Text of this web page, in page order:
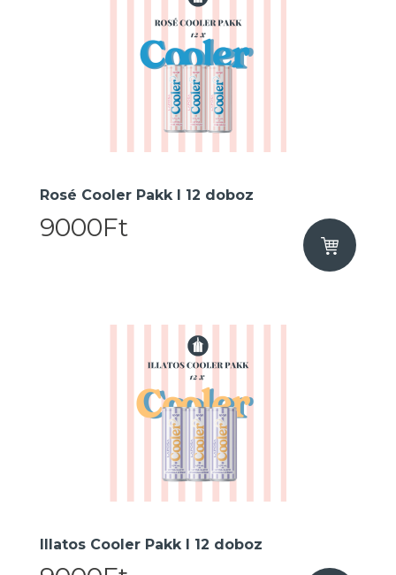
Rosé Cooler Pakk I 12 doboz
9000Ft
Illatos Cooler Pakk I 12 doboz